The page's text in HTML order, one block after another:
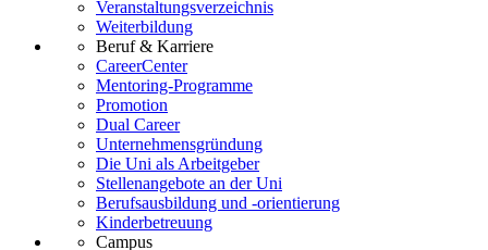
Veranstaltungsverzeichnis
Weiterbildung
Beruf & Karriere
CareerCenter
Mentoring-Programme
Promotion
Dual Career
Unternehmensgründung
Die Uni als Arbeitgeber
Stellenangebote an der Uni
Berufsausbildung und -orientierung
Kinderbetreuung
Campus